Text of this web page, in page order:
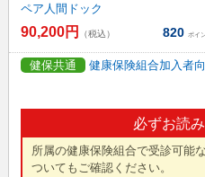
ペア人間ドック
90,200円 （税込） 820 ポイ
健保共通 健康保険組合加入者
必ずお読
所属の健康保険組合で受診可能
ついてもご確認ください。